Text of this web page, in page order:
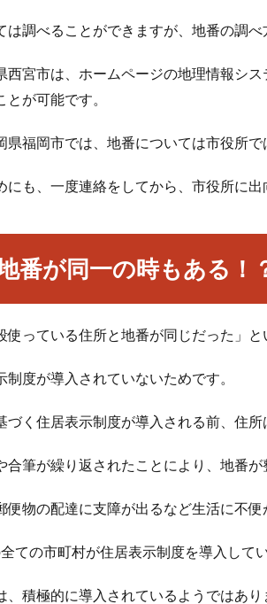
は調べることができますが、地番の調べ
西宮市は、ホームページの地理情報シ
が可能です。
県福岡市では、地番については市役所
にも、一度連絡をしてから、市役所に出
番が同一の時もある！
使っている住所と地番が同じだった」と
制度が導入されていないためです。
づく住居表示制度が導入される前、住所
合筆が繰り返されたことにより、地番が
便物の配達に支障が出るなど生活に不
ての市町村が住居表示制度を導入して
、積極的に導入されているようではあ